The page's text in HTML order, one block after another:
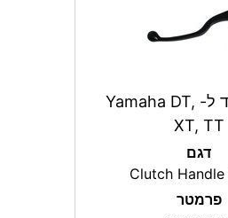
ידית מצמד ל- Yamaha DT,
XT, TT
דגם
Clutch Handle
פרמטר